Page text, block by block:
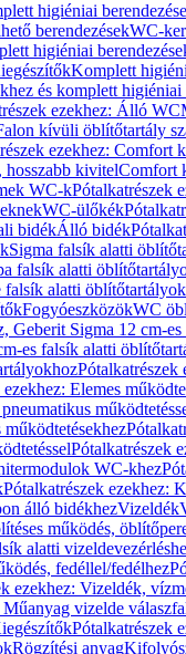
higiéniai
berendezésekWC-
higiéniai
Komplett
és komplett higiéniai
ezekhez: Álló WC
kívüli öblítőtartály
ezekhez: Comfort
hosszabb kivitelComfort
WC-kPótalkatrészek
WC-ülőkék
bidékÁlló bidék
Sigma falsík alatti
falsík alatti
alatti
FogyóeszközökWC
Geberit Sigma 12 cm-
es falsík alatti
Pótalkatrészek
Elemes
Pótalkatrészek
WC-khez
Pótalkatrészek ezekhez:
álló bidékhezVizeldék
működés,
alatti
fedéllel/fedélhez
ezekhez: Vizeldék,
vizelde
Pótalkatrészek
Rögzítési anyag